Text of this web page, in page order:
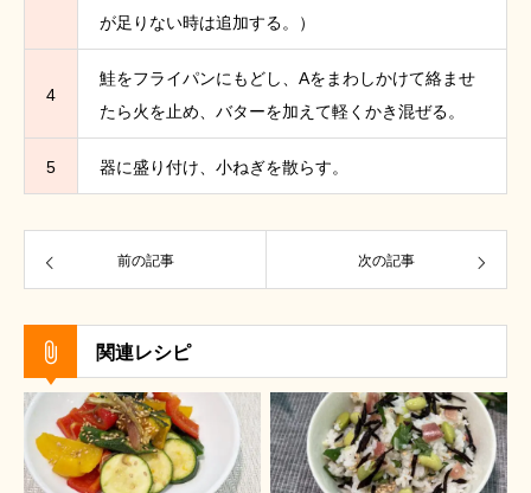
が足りない時は追加する。）
4
鮭をフライパンにもどし、Aをまわしかけて絡ませ
たら火を止め、バターを加えて軽くかき混ぜる。
5 器に盛り付け、小ねぎを散らす。
前の記事 次の記事
関連レシピ